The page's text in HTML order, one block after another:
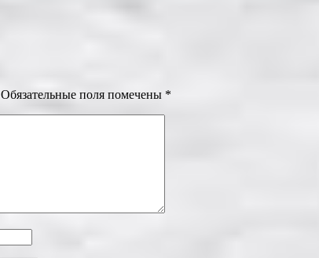
Обязательные поля помечены *